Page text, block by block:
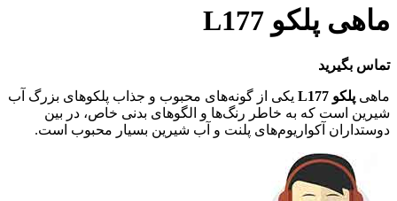
ماهی پلکو L177
تماس بگیرید
ماهی پلکو L177
یکی از گونه‌های محبوب و جذاب پلکوهای بزرگ آب
شیرین است که به خاطر رنگ‌ها و الگوهای بدنی خاص، در بین
دوستداران آکواریوم‌های پلنت و آب شیرین بسیار محبوب است.